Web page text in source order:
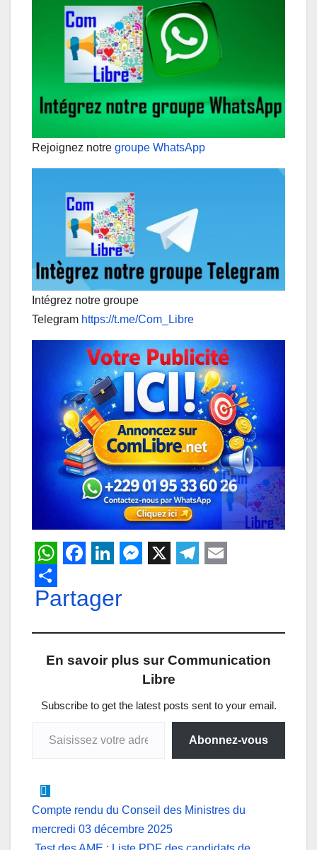
Rejoignez notre groupe WhatsApp
Intégrez notre groupe
Telegram https://t.me/Com_Libre
W
h
p
a
b
o
k
i
e
I
n
e
e
g
e
g
a
m
l
Partager
En savoir plus sur Communication
Libre
Subscribe to get the latest posts sent to your email.
Abonnez-vous
Navigation
de
Compte rendu du Conseil des Ministres du
mercredi 03 décembre 2025